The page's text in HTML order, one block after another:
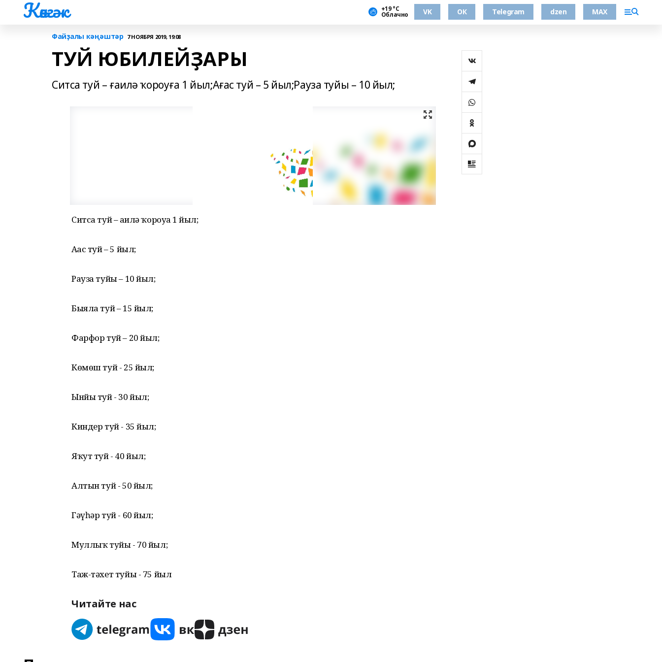
Көнгәк +19 °С
Облачно VK ОК Telegram dzen MAX
Файҙалы кәңәштәр 7 НОЯБРЯ 2019, 19:08
ТУЙ ЮБИЛЕЙҘАРЫ
Ситса туй – ғаилә ҡороуға 1 йыл;Ағас туй – 5 йыл;Рауза туйы – 10 йыл;
Ситса туй – ғаилә ҡороуға 1 йыл;
Ағас туй – 5 йыл;
Рауза туйы – 10 йыл;
Быяла туй – 15 йыл;
Фарфор туй – 20 йыл;
Көмөш туй - 25 йыл;
Ынйы туй - 30 йыл;
Киндер туй - 35 йыл;
Яҡут туй - 40 йыл;
Алтын туй - 50 йыл;
Гәүһәр туй - 60 йыл;
Муллыҡ туйы - 70 йыл;
Таж-тәхет туйы - 75 йыл
Читайте нас